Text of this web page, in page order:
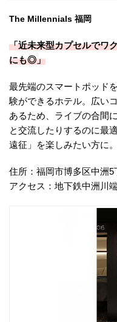
The Millennials 福岡
「近未来型カプセルでワ
にも◎」
最先端のスマートポッド
験ができるホテル。広い
あるため、ライブの合間
と交流したりするのに最
遠征」を楽しみたい方に。
住所：福岡市博多区中洲5
アクセス：地下鉄中洲川